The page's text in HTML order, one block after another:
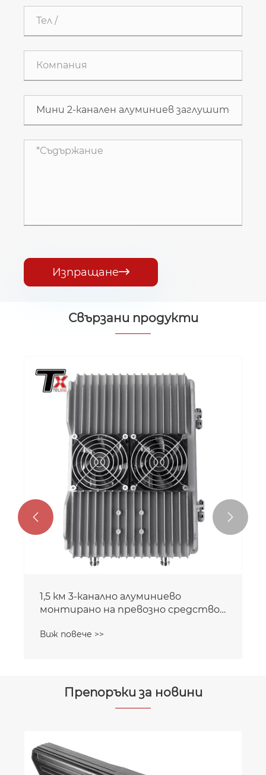
Изпращане
Свързани продукти
RF базова станция тип 1-3KM FPV
заглушител на сигнала
Виж повече >>
 
Препоръки за новини